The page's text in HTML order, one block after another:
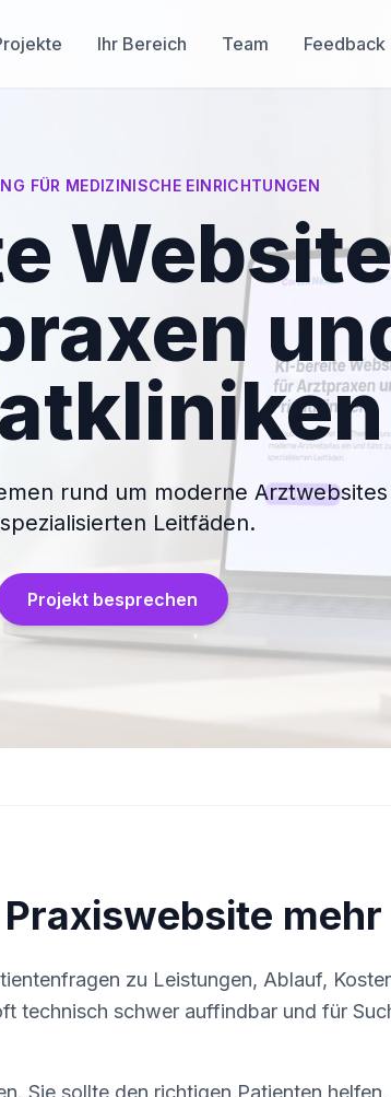
Ihr Bereich Team Feedback
FÜR MEDIZINISCHE EINRICHTUNGEN
rund um moderne
Leitfäden.
Projekt besprechen
zu Leistungen, Ablauf,
technisch schwer auffindbar und für
Sie sollte den richtigen Patienten